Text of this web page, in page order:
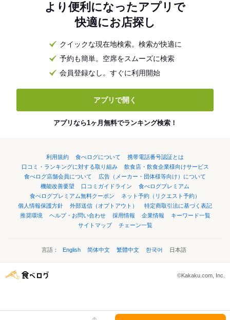
より便利になったアプリで
快適にお店探し
クイックな現在地検索。検索が快適に
予約も簡単。空席をスムーズに検索
会員登録なし。すぐに利用開始
アプリで開く
アプリなら1ヶ月無料でランキング検索！
利用規約 食べログについて
携帯電話番号認証とは
口コミ・ランキングに対する取り組み
飲食店・飲食企業様向けサービス
食べログ店舗会員について
広告（メーカー・団体様等向け）について
機能改善要望
口コミガイドライン
食べログプレミアム
食べログプレミアム無料クーポン
ネット予約（リクエスト予約）
個人情報保護方針
外部送信（オプトアウト）
特定商取引法に基づく表記
推奨環境
ヘルプ・お問い合わせ 採用情報 企業情報
キーワード一覧
サイトマップ
チェーン一覧
言語： English 简体中文 繁體中文 한국어 日本語
©Kakaku.com, Inc.